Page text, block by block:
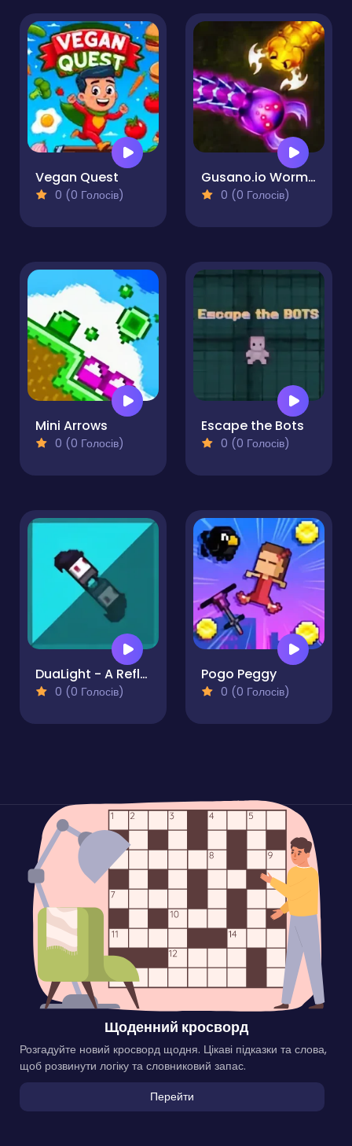
Vegan Quest
0 (0 Голосів)
Gusano.io Worms Snake Game
0 (0 Голосів)
Mini Arrows
0 (0 Голосів)
Escape the Bots
0 (0 Голосів)
DuaLight - A Reflected Game
0 (0 Голосів)
Pogo Peggy
0 (0 Голосів)
Щоденний кросворд
Розгадуйте новий кросворд щодня. Цікаві підказки та слова,
щоб розвинути логіку та словниковий запас.
Перейти